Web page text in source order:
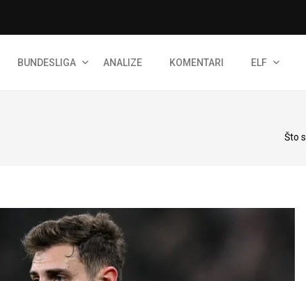
BUNDESLIGA ANALIZE KOMENTARI ELF
Što